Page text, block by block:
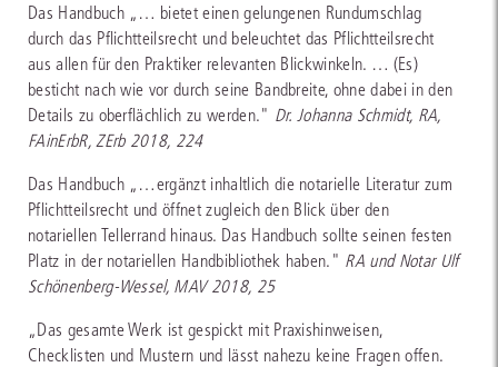
Das Handbuch „… bietet einen gelungenen Rundumschlag
durch das Pflichtteilsrecht und beleuchtet das Pflichtteilsrecht
aus allen für den Praktiker relevanten Blickwinkeln. … (Es)
besticht nach wie vor durch seine Bandbreite, ohne dabei in den
Details zu oberflächlich zu werden." Dr. Johanna Schmidt, RA,
FAinErbR, ZErb 2018, 224
Das Handbuch „…ergänzt inhaltlich die notarielle Literatur zum
Pflichtteilsrecht und öffnet zugleich den Blick über den
notariellen Tellerrand hinaus. Das Handbuch sollte seinen festen
Platz in der notariellen Handbibliothek haben." RA und Notar Ulf
Schönenberg-Wessel, MAV 2018, 25
„Das gesamte Werk ist gespickt mit Praxishinweisen,
Checklisten und Mustern und lässt nahezu keine Fragen offen.